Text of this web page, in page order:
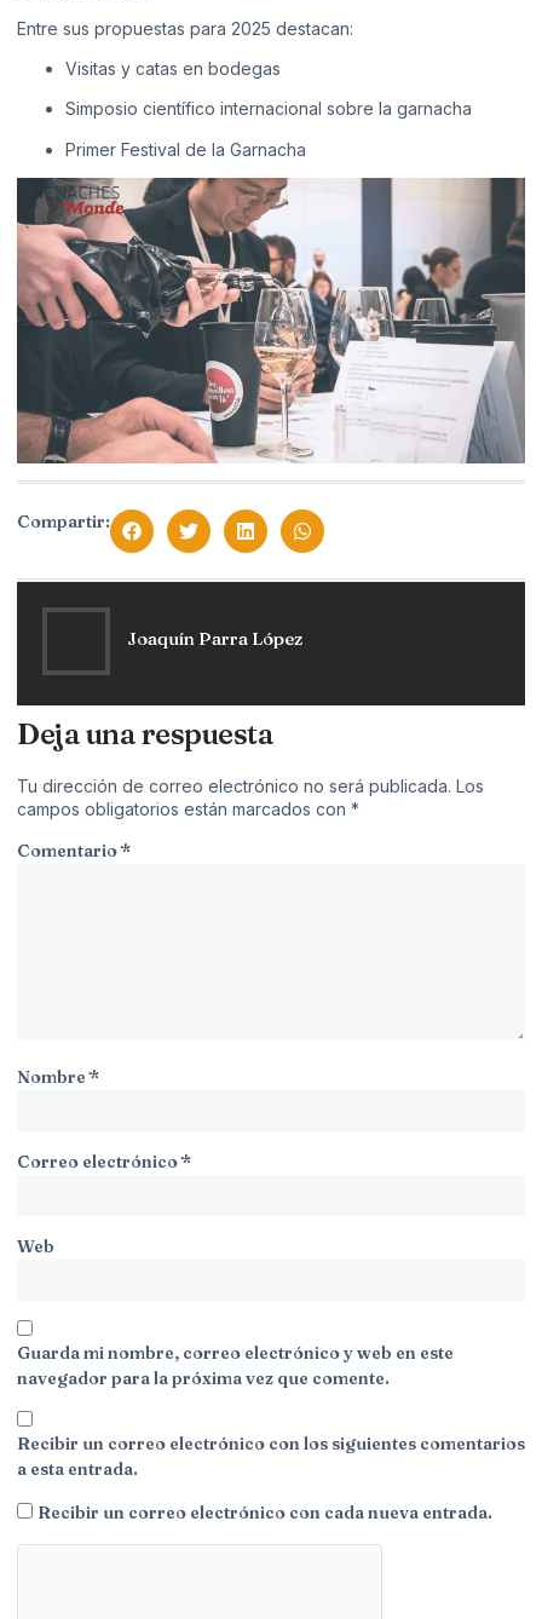
Entre sus propuestas para 2025 destacan:
Visitas y catas en bodegas
Simposio científico internacional sobre la garnacha
Primer Festival de la Garnacha
Compartir:
Joaquín Parra López
Deja una respuesta
Tu dirección de correo electrónico no será publicada. Los
campos obligatorios están marcados con *
Comentario*
Nombre*
Correo electrónico*
Web
Guarda mi nombre, correo electrónico y web en este
navegador para la próxima vez que comente.
Recibir un correo electrónico con los siguientes comentarios
a esta entrada.
Recibir un correo electrónico con cada nueva entrada.